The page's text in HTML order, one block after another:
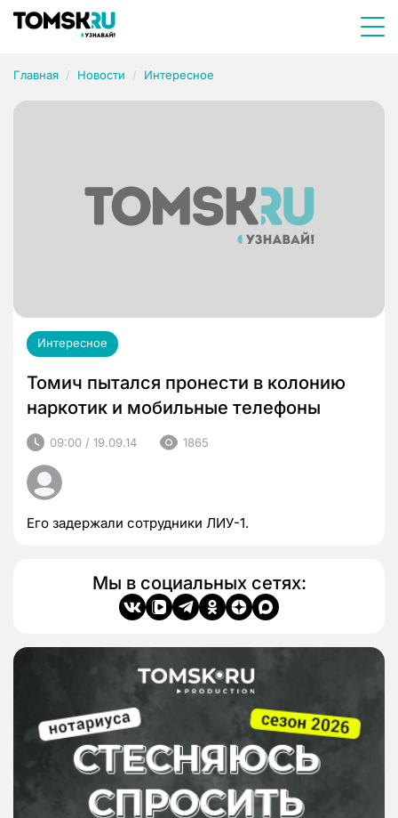
Главная Новости Интересное
Интересное
Томич пытался пронести в колонию
наркотик и мобильные телефоны
09:00 / 19.09.14 1865
Его задержали сотрудники ЛИУ-1.
Мы в социальных сетях: